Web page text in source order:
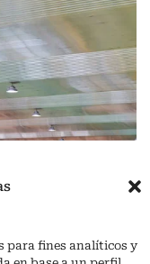
para fines analíticos y
km 15,5 M.I. (Córdoba)